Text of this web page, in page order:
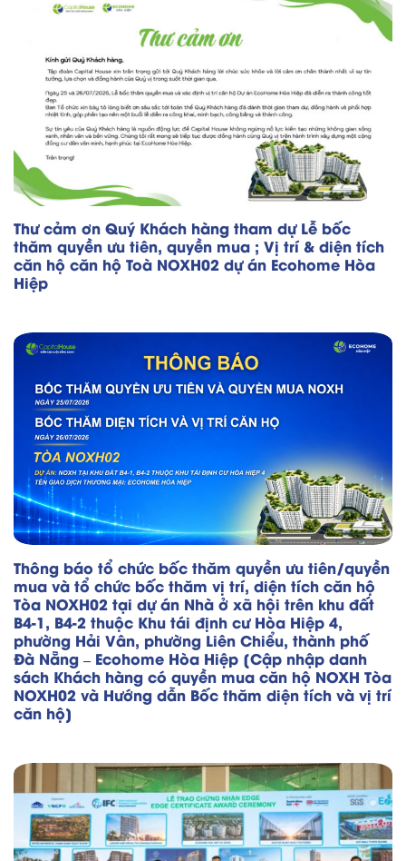
Thư cảm ơn Quý Khách hàng tham dự Lễ bốc
thăm quyền ưu tiên, quyền mua ; Vị trí & diện tích
căn hộ căn hộ Toà NOXH02 dự án Ecohome Hòa
Hiệp
Thông báo tổ chức bốc thăm quyền ưu tiên/quyền
mua và tổ chức bốc thăm vị trí, diện tích căn hộ
Tòa NOXH02 tại dự án Nhà ở xã hội trên khu đất
B4-1, B4-2 thuộc Khu tái định cư Hòa Hiệp 4,
phường Hải Vân, phường Liên Chiểu, thành phố
Đà Nẵng – Ecohome Hòa Hiệp [Cập nhập danh
sách Khách hàng có quyền mua căn hộ NOXH Tòa
NOXH02 và Hướng dẫn Bốc thăm diện tích và vị trí
căn hộ]